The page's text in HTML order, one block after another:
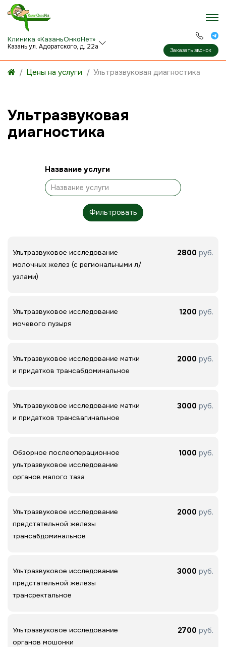
Клиника «КазаньОнкоНет»
Казань ул. Адоратского, д. 22а Заказать звонок
Цены на услуги Ультразвуковая диагностика
Ультразвуковая
диагностика
Название услуги
Фильтровать
Ультразвуковое исследование
молочных желез (с региональными л/
узлами)
2800 руб.
Ультразвуковое исследование
мочевого пузыря
1200 руб.
Ультразвуковое исследование матки
и придатков трансабдоминальное
2000 руб.
Ультразвуковое исследование матки
и придатков трансвагинальное
3000 руб.
Обзорное послеоперационное
ультразвуковое исследование
органов малого таза
1000 руб.
Ультразвуковое исследование
предстательной железы
трансабдоминальное
2000 руб.
Ультразвуковое исследование
предстательной железы
трансректальное
3000 руб.
Ультразвуковое исследование
органов мошонки
2700 руб.